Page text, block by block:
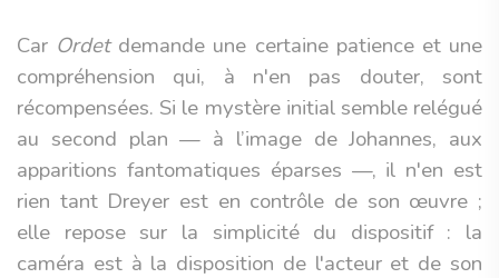
Car Ordetdemande une certaine patience et une
compréhension qui, à n'en pas douter, sont
récompensées. Si le mystère initial semble relégué
au second plan — à l’image de Johannes, aux
apparitions fantomatiques éparses —, il n'en est
rien tant Dreyer est en contrôle de son œuvre ;
elle repose sur la simplicité du dispositif : la
caméra est à la disposition de l'acteur et de son